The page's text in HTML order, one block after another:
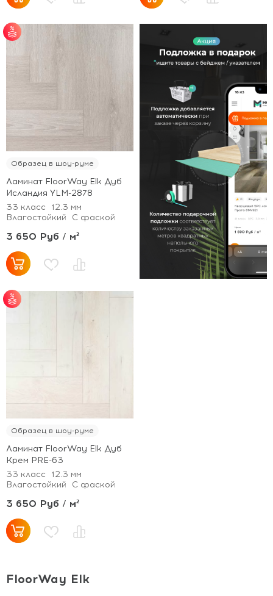
от 25 м² - скидка 7%;
от 51 м² - скидка 10%;
Образец в шоу-руме
Ламинат FloorWay Elk Дуб
Исландия YLM-2878
33 класс
12.3 мм
Влагостойкий
С фаской
3 650 Руб / м²
от 25 м² - скидка 7%;
от 101 м² - скидка
Образец в шоу-руме
Ламинат FloorWay Elk Дуб
Крем PRE-63
33 класс
12.3 мм
Влагостойкий
С фаской
3 650 Руб / м²
FloorWay Elk